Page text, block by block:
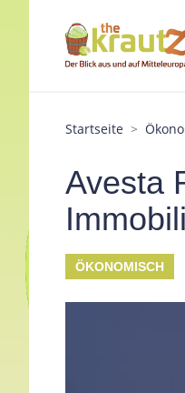
Startseite
Avesta
ÖKONOMISCH